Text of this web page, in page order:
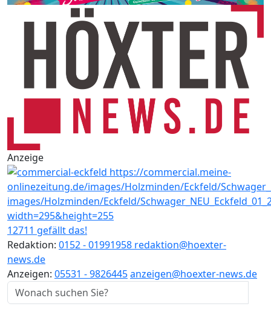
Anzeige
12711 gefällt das!
Redaktion: 0152 - 01991958 redaktion@hoexter-
news.de
Anzeigen: 05531 - 9826445anzeigen@hoexter-news.de